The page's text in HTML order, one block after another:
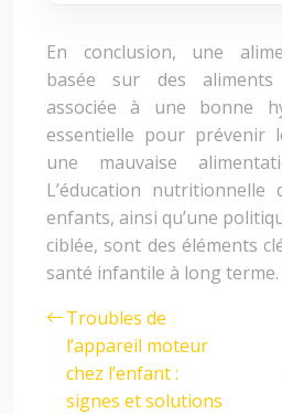
En conclusion, une
basée sur des
associée à une bonne
essentielle pour prévenir
une mauvaise
L’éducation
enfants, ainsi qu’une
ciblée, sont des éléments
santé infantile à long terme.
Troubles de
l’appareil moteur
chez l’enfant :
signes et solutions